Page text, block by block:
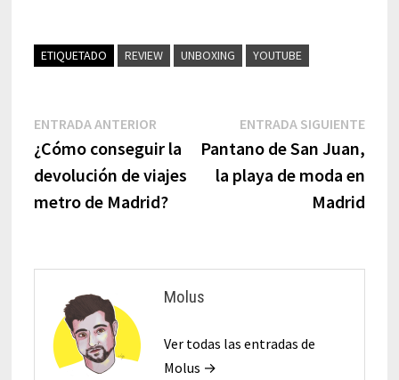
ETIQUETADO REVIEW UNBOXING YOUTUBE
ENTRADA ANTERIOR
¿Cómo conseguir la
devolución de viajes
metro de Madrid?
ENTRADA SIGUIENTE
Pantano de San Juan,
la playa de moda en
Madrid
Molus
Ver todas las entradas de
Molus →